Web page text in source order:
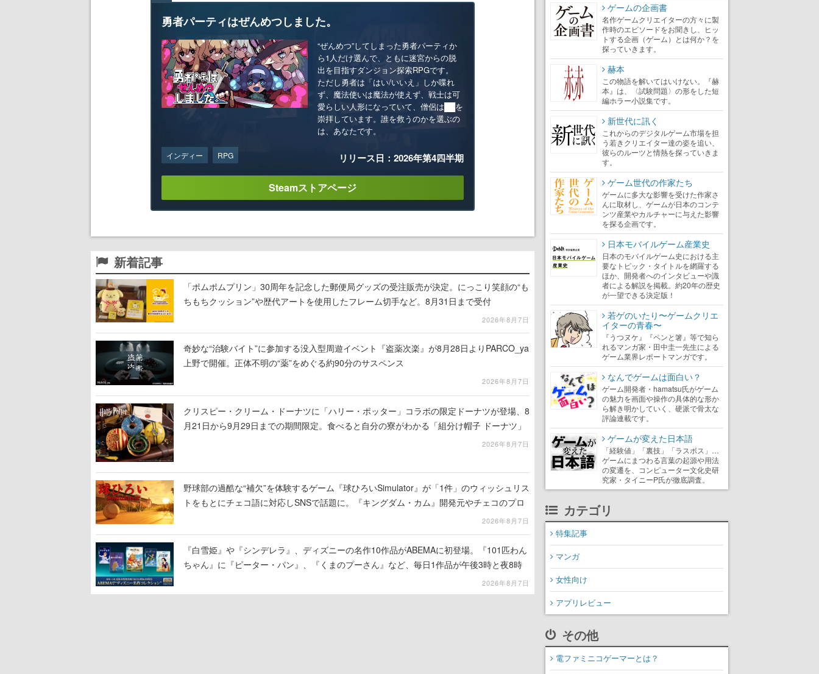
勇者パーティはぜんめつしました。
“ぜんめつ”してしまった勇者パーティか
ら1人だけ選んで、ともに迷宮からの脱
出を目指すダンジョン探索RPGです。
ただし勇者は「はい/いいえ」しか喋れ
ず、魔法使いは魔法が使えず、戦士は可
愛らしい人形になっていて、僧侶は██を
崇拝しています。誰を救うのかを選ぶの
は、あなたです。
インディー RPG リリース日：2026年第4四半期
Steamストアページ
新着記事
「ポムポムプリン」30周年を記念した郵便局グッズの受注販売が決定。にっこり笑顔の“も
ちもちクッション”や歴代アートを使用したフレーム切手など。8月31日まで受付
2026年8月7日
奇妙な“治験バイト”に参加する没入型周遊イベント『盗薬次楽』が8月28日よりPARCO_ya
上野で開催。正体不明の“薬”をめぐる約90分のサスペンス
2026年8月7日
クリスピー・クリーム・ドーナツに「ハリー・ポッター」コラボの限定ドーナツが登場、8
月21日から9月29日までの期間限定。食べると自分の寮がわかる「組分け帽子 ドーナツ」
2026年8月7日
野球部の過酷な“補欠”を体験するゲーム『球ひろいSimulator』が「1件」のウィッシュリス
トをもとにチェコ語に対応しSNSで話題に。『キングダム・カム』開発元やチェコのプロ
2026年8月7日
『白雪姫』や『シンデレラ』、ディズニーの名作10作品がABEMAに初登場。『101匹わん
ちゃん』に『ピーター・パン』、『くまのプーさん』など、毎日1作品が午後3時と夜8時
2026年8月7日
ゲームの企画書
名作ゲームクリエイターの方々に製
作時のエピソードをお聞きし、ヒッ
トする企画（ゲーム）とは何か？を
探っていきます。
赫本
この物語を解いてはいけない。『赫
本』は、〈試験問題〉の形をした短
編ホラー小説集です。
新世代に訊く
これからのデジタルゲーム市場を担
う若きクリエイター達の姿を追い、
彼らのルーツと情熱を探っていきま
す。
ゲーム世代の作家たち
ゲームに多大な影響を受けた作家さ
んに取材し、ゲームが日本のコンテ
ンツ産業やカルチャーに与えた影響
を探る企画です。
日本モバイルゲーム産業史
日本のモバイルゲーム史における主
要なトピック・タイトルを網羅する
ほか、開発者へのインタビューや識
者による解説を掲載。約20年の歴史
が一望できる決定版！
若ゲのいたり〜ゲームクリエ
イターの青春〜
『うつヌケ』『ペンと箸』等で知ら
れるマンガ家・田中圭一先生による
ゲーム業界レポートマンガです。
なんでゲームは面白い？
ゲーム開発者・hamatsu氏がゲーム
の魅力を画面や操作の具体的な形か
ら解き明かしていく、硬派で骨太な
評論連載です。
ゲームが変えた日本語
「経験値」「裏技」「ラスボス」…
ゲームにまつわる言葉の起源や用法
の変遷を、コンピューター文化史研
究家・タイニーP氏が徹底調査。
カテゴリ
特集記事
マンガ
女性向け
アプリレビュー
その他
電ファミニコゲーマーとは？